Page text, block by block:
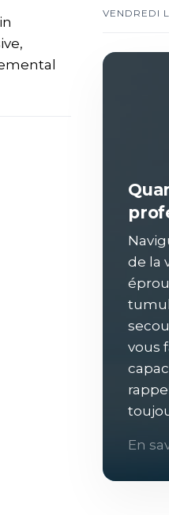
VENDREDI
de la
vous
En